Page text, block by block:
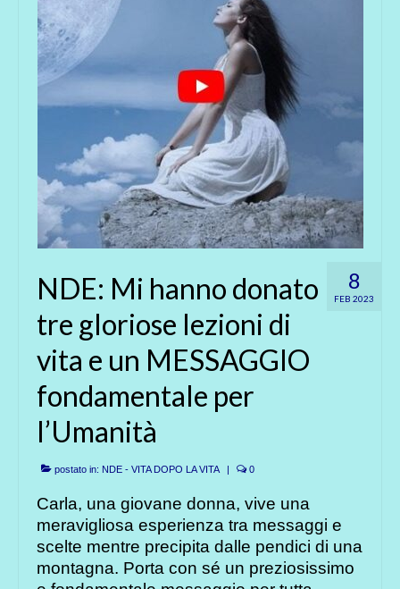
8
FEB 2023
NDE: Mi hanno donato
tre gloriose lezioni di
vita e un MESSAGGIO
fondamentale per
l’Umanità
postato in: NDE - VITA DOPO LA VITA | 0
Carla, una giovane donna, vive una
meravigliosa esperienza tra messaggi e
scelte mentre precipita dalle pendici di una
montagna. Porta con sé un preziosissimo